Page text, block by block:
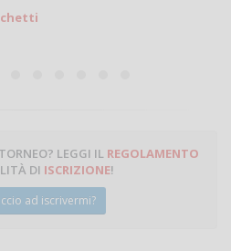
LEGGI IL REGOLAMENTO
DI ISCRIZIONE!
ad iscrivermi?